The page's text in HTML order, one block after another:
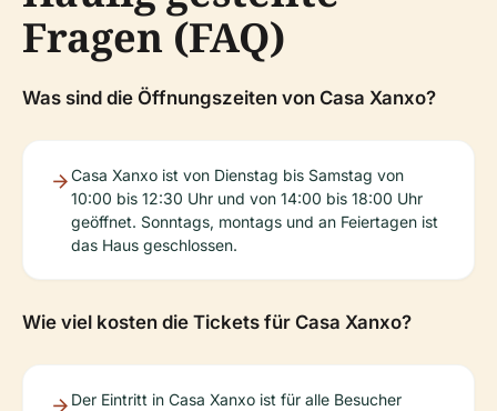
Fragen (FAQ)
Was sind die Öffnungszeiten von Casa Xanxo?
Casa Xanxo ist von Dienstag bis Samstag von
10:00 bis 12:30 Uhr und von 14:00 bis 18:00 Uhr
geöffnet. Sonntags, montags und an Feiertagen ist
das Haus geschlossen.
Wie viel kosten die Tickets für Casa Xanxo?
Der Eintritt in Casa Xanxo ist für alle Besucher